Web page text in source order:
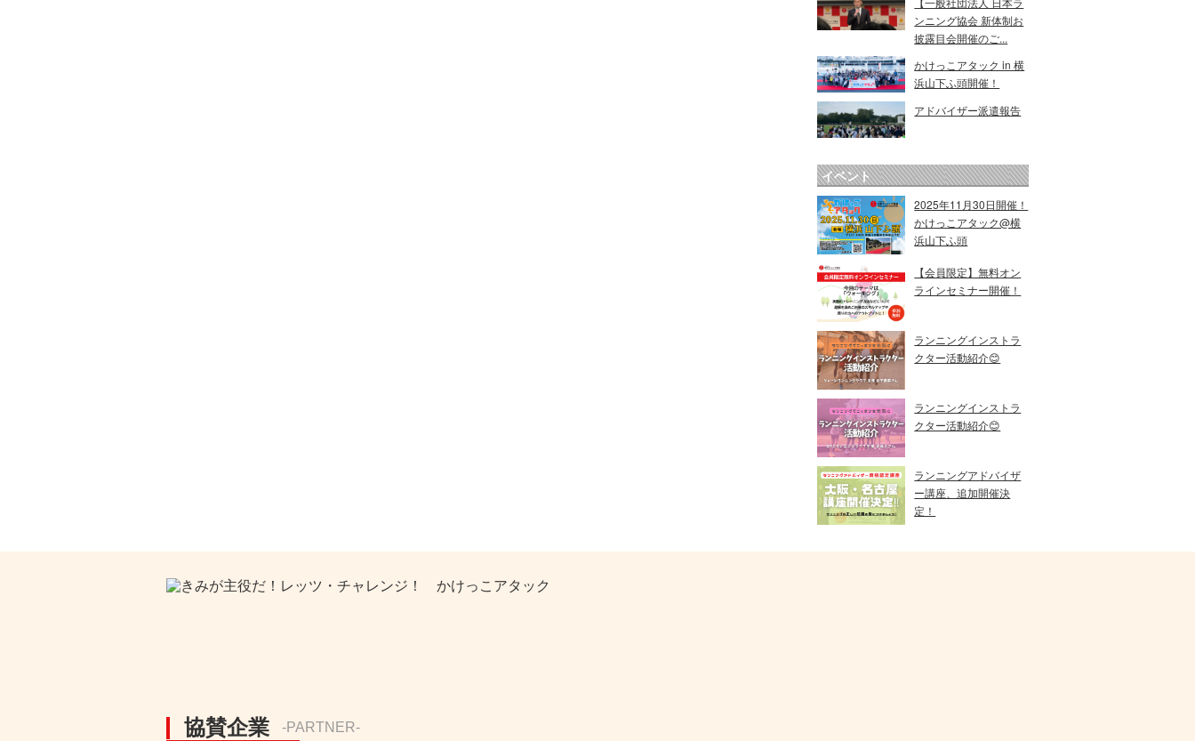
ンニング協会 新体制お
披露目会開催のご...
かけっこアタック in 横
浜山下ふ頭開催！
アドバイザー派遣報告
イベント
2025年11月30日開催！
かけっこアタック@横
浜山下ふ頭
【会員限定】無料オン
ラインセミナー開催！
ランニングインストラ
クター活動紹介😊
ランニングインストラ
クター活動紹介😊
ランニングアドバイザ
ー講座、追加開催決
定！
協賛企業 -PARTNER-